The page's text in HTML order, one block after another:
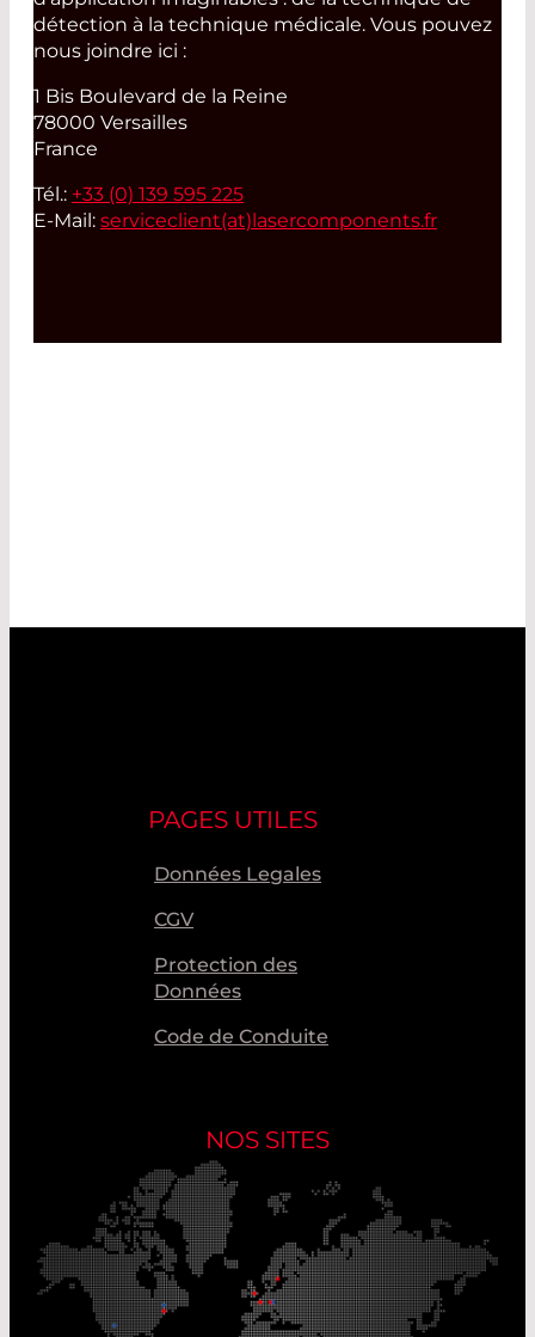
détection à la technique médicale. Vous pouvez
nous joindre ici :
1 Bis Boulevard de la Reine
78000 Versailles
France
Tél.: +33 (0) 139 595 225
E-Mail: serviceclient(at)lasercomponents.fr
PAGES UTILES
Données Legales
CGV
Protection des
Données
Code de Conduite
NOS SITES